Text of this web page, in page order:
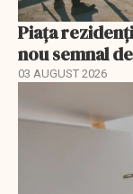
Piața
nou semnal
03 AUGUST 2026